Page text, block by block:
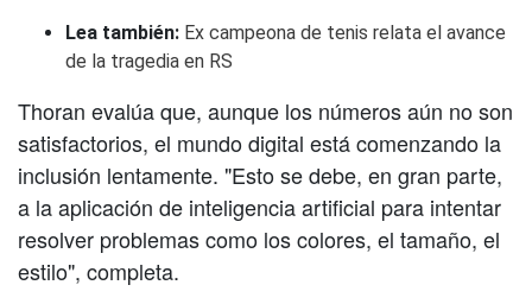
Lea también: Ex campeona de tenis relata el avance
de la tragedia en RS
Thoran evalúa que, aunque los números aún no son
satisfactorios, el mundo digital está comenzando la
inclusión lentamente. "Esto se debe, en gran parte,
a la aplicación de inteligencia artificial para intentar
resolver problemas como los colores, el tamaño, el
estilo", completa.